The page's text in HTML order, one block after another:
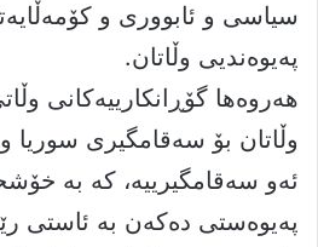
سیاسى و ئابوورى و
پەیوەندیى وڵاتان.
هەروەها گۆڕانکارییەکانى
وڵاتان بۆ سەقامگیرى سوریا
ئەو سەقامگیرییە، کە بە
پەیوەستى دەکەن بە ئاستى